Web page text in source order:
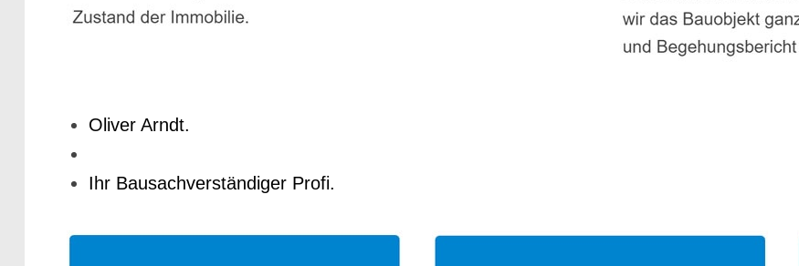
Oliver Arndt.
Ihr Bausachverständiger Profi.